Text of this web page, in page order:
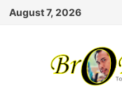
Skip
August 7, 2026